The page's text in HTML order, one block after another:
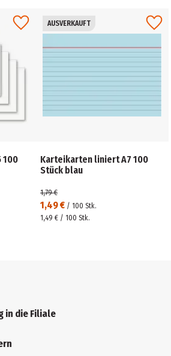
100
AUSVERKAUFT
Karteikarten liniert A7 100
Stück blau
1,49 € / 100 Stk.
1,79 €
1,49 € / 100 Stk.
in die Filiale